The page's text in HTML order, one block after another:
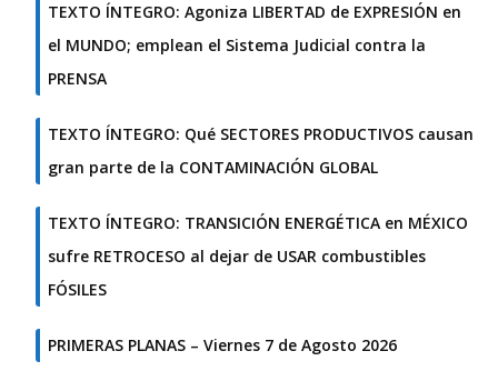
TEXTO ÍNTEGRO: Agoniza LIBERTAD de EXPRESIÓN en
el MUNDO; emplean el Sistema Judicial contra la
PRENSA
TEXTO ÍNTEGRO: Qué SECTORES PRODUCTIVOS causan
gran parte de la CONTAMINACIÓN GLOBAL
TEXTO ÍNTEGRO: TRANSICIÓN ENERGÉTICA en MÉXICO
sufre RETROCESO al dejar de USAR combustibles
FÓSILES
PRIMERAS PLANAS – Viernes 7 de Agosto 2026